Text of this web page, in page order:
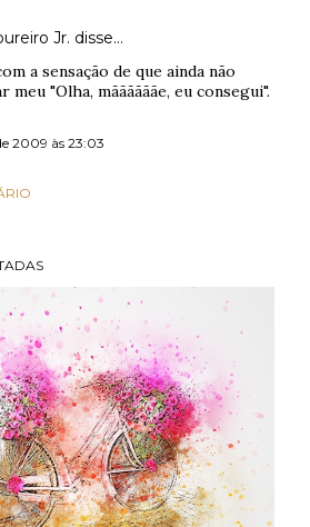
Jr. disse…
a sensação de que ainda não
meu "Olha, mããããããe, eu consegui".
2009 às 23:03